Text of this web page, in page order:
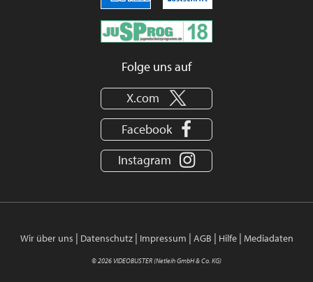
Folge uns auf
X.com
Facebook
Instagram
Wir über uns | Datenschutz| Impressum | AGB | Hilfe| Mediadaten
© 2026 VIDEOBUSTER (Netleih GmbH & Co. KG)